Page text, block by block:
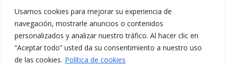
Usamos cookies para mejorar su experiencia de
navegación, mostrarle anuncios o contenidos
personalizados y analizar nuestro tráfico. Al hacer clic en
“Aceptar todo” usted da su consentimiento a nuestro uso
de las cookies. Política de cookies
Contacta
amb
nosaltres
Edifici
www.cit.upc.edu
Segueix-nos